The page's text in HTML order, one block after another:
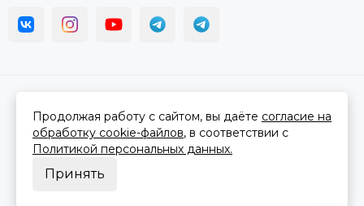
Сделано вMOSK.STUDIOдля платформыInSales
Продолжая работу с сайтом, вы даёте согласие на
обработку cookie-файлов, в соответствии с
Политикой персональных данных.
Принять